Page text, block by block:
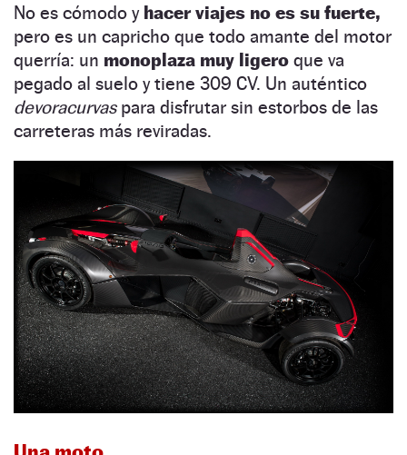
No es cómodo yhacer viajes no es su fuerte,
pero es un capricho que todo amante del motor
querría: un monoplaza muy ligero que va
pegado al suelo y tiene 309 CV. Un auténtico
devoracurvas para disfrutar sin estorbos de las
carreteras más reviradas.